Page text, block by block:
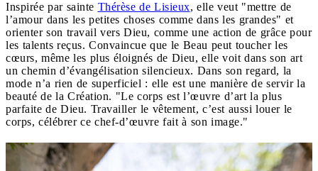
Inspirée par sainte Thérèse de Lisieux, elle veut "mettre de
l’amour dans les petites choses comme dans les grandes" et
orienter son travail vers Dieu, comme une action de grâce pour
les talents reçus. Convaincue que le Beau peut toucher les
cœurs, même les plus éloignés de Dieu, elle voit dans son art
un chemin d’évangélisation silencieux. Dans son regard, la
mode n’a rien de superficiel : elle est une manière de servir la
beauté de la Création. "Le corps est l’œuvre d’art la plus
parfaite de Dieu. Travailler le vêtement, c’est aussi louer le
corps, célébrer ce chef-d’œuvre fait à son image."